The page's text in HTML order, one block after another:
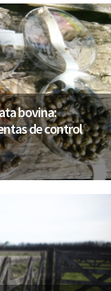
bovina:
de control